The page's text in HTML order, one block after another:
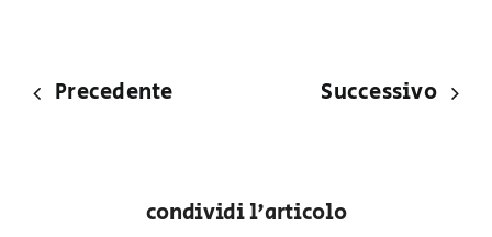
Precedente Successivo
condividi l'articolo